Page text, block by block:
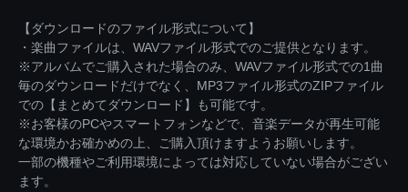
【ダウンロードのファイル形式について】
・楽曲ファイルは、WAVファイル形式でのご提供となります。
※アルバムでご購入された場合のみ、WAVファイル形式での1曲
毎のダウンロードだけでなく、MP3ファイル形式のZIPファイル
での【まとめてダウンロード】も可能です。
※お客様のPCやスマートフォンなどで、音楽データが再生可能
な環境かお確かめの上、ご購入頂けますようお願いします。
一部の機種やご利用環境によっては対応していない場合がござい
ます。